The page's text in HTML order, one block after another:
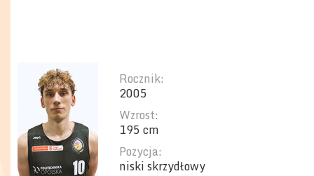
Rocznik:
2005
Wzrost:
195 cm
Pozycja:
niski skrzydłowy